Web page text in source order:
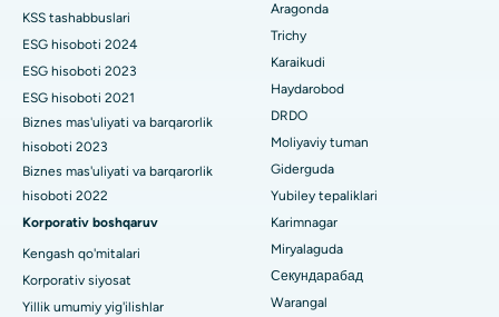
Umumiy jarrohni toping
Bhubaneswardagi 15-bo'limdagi eng yaxshi kasalxona
Bilaspurdagi Seepat yo'lidagi eng yaxshi kasalxona
Ahmedabaddagi Ellisbridge shahridagi eng yaxshi shifoxona
Nyu-Dehlidagi eng yaxshi shifoxona
DRDO, Haydaroboddagi eng yaxshi shifoxona
GS Road, Guwahati shahridagi eng yaxshi kasalxona
Hyderguda, Haydaroboddagi eng yaxshi shifoxona
Ko'krak bezi saratoni operatsiyasi
Brakiterapiya
kolonoskopiya
Polipektomiya
Mulohaza miya stimulyatsiyasi
Peritoneal dializ
Buyrak biopsiyasi
KSS tashabbuslari
ESG hisoboti 2024
ESG hisoboti 2023
ESG hisoboti 2021
Biznes mas'uliyati va barqarorlik
hisoboti 2023
Biznes mas'uliyati va barqarorlik
hisoboti 2022
Korporativ boshqaruv
Kengash qo'mitalari
Korporativ siyosat
Yillik umumiy yig'ilishlar
Aragonda
Trichy
Karaikudi
Haydarobod
DRDO
Moliyaviy tuman
Giderguda
Yubiley tepaliklari
Karimnagar
Miryalaguda
Секундарабад
Warangal